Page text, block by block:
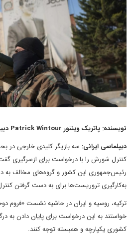
نویسنده: پاتریک وینتور Patrick Wintour دبیر دیپلماتیک روزنامه گاردین
دیپلماسی ایرانی: سه بازیگر کلیدی خارجی در
کنترل شورش را با درخواست برای ازسرگیری
رئیس‌جمهوری این کشور و گروه‌های مخالف به
به‌کارگیری تروریست‌ها برای به دست گرفتن
ترکیه، روسیه و ایران در حاشیه نشست «فروم
خواستند به این درخواست برای پایان دادن به
کشوری یکپارچه و همبسته توجه کنند.